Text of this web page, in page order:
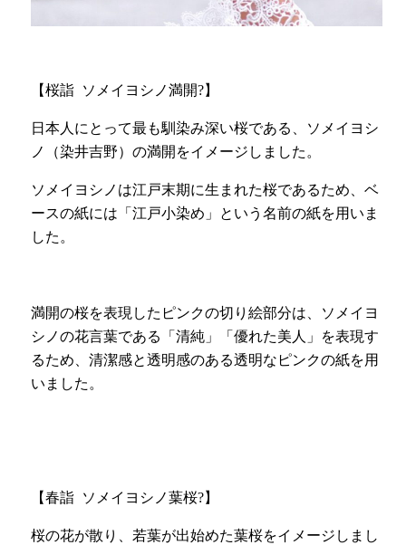
【桜詣 ソメイヨシノ満開?】
日本人にとって最も馴染み深い桜である、ソメイヨシ
ノ（染井吉野）の満開をイメージしました。
ソメイヨシノは江戸末期に生まれた桜であるため、ベ
ースの紙には「江戸小染め」という名前の紙を用いま
した。
満開の桜を表現したピンクの切り絵部分は、ソメイヨ
シノの花言葉である「清純」「優れた美人」を表現す
るため、清潔感と透明感のある透明なピンクの紙を用
いました。
【春詣 ソメイヨシノ葉桜?】
桜の花が散り、若葉が出始めた葉桜をイメージしまし